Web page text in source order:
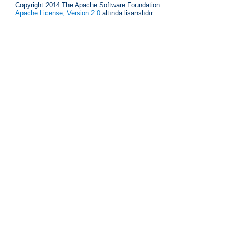
Copyright 2014 The Apache Software Foundation.
Apache License, Version 2.0 altında lisanslıdır.